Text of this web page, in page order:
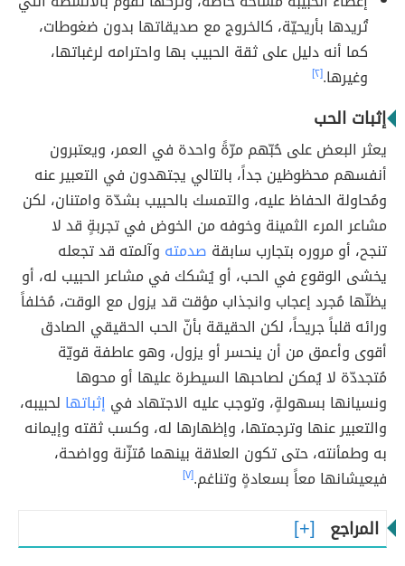
تُريدها بأريحيّة، كالخروج مع صديقاتها بدون ضغوطات،
كما أنه دليل على ثقة الحبيب بها واحترامه لرغباتها،
وغيرها.[٢]
إثبات الحب
يعثر البعض على حُبّهم مرّةً واحدة في العمر، ويعتبرون
أنفسهم محظوظين جداً، بالتالي يجتهدون في التعبير عنه
ومُحاولة الحفاظ عليه، والتمسك بالحبيب بشدّة وامتنان، لكن
مشاعر المرء الثمينة وخوفه من الخوض في تجربةٍ قد لا
تنجح، أو مروره بتجارب سابقة صدمته وآلمته قد تجعله
يخشى الوقوع في الحب، أو يُشكك في مشاعر الحبيب له، أو
يظنّها مُجرد إعجاب وانجذاب مؤقت قد يزول مع الوقت، مُخلفاً
ورائه قلباً جريحاً، لكن الحقيقة بأنّ الحب الحقيقي الصادق
أقوى وأعمق من أن ينحسر أو يزول، وهو عاطفة قويّة
مُتجددّة لا يُمكن لصاحبها السيطرة عليها أو محوها
ونسيانها بسهولةٍ، وتوجب عليه الاجتهاد في إثباتها لحبيبه،
والتعبير عنها وترجمتها، وإظهارها له، وكسب ثقته وإيمانه
به وطمأنته، حتى تكون العلاقة بينهما مُتزّنة وواضحة،
فيعيشانها معاً بسعادةٍ وتناغم.[٧]
المراجع